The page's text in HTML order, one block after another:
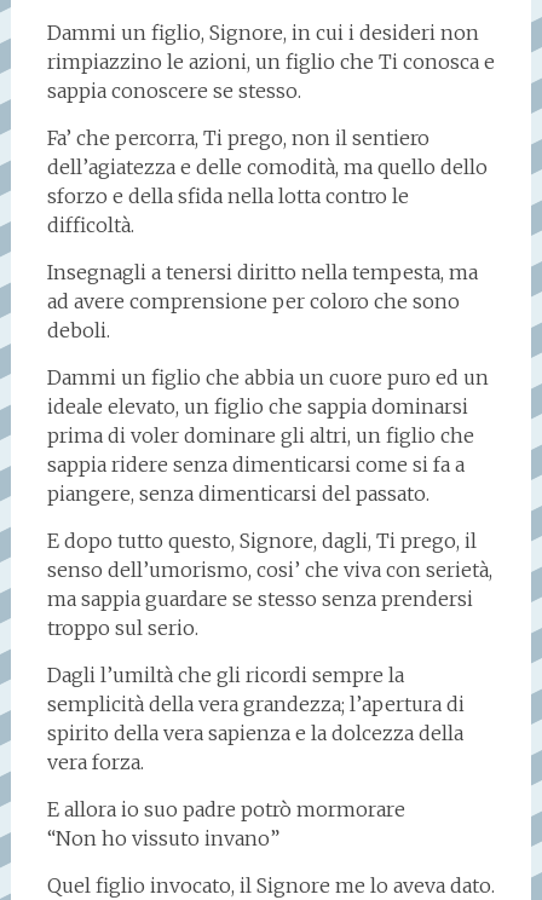
Dammi un figlio, Signore, in cui i desideri non
rimpiazzino le azioni, un figlio che Ti conosca e
sappia conoscere se stesso.
Fa’ che percorra, Ti prego, non il sentiero
dell’agiatezza e delle comodità, ma quello dello
sforzo e della sfida nella lotta contro le
difficoltà.
Insegnagli a tenersi diritto nella tempesta, ma
ad avere comprensione per coloro che sono
deboli.
Dammi un figlio che abbia un cuore puro ed un
ideale elevato, un figlio che sappia dominarsi
prima di voler dominare gli altri, un figlio che
sappia ridere senza dimenticarsi come si fa a
piangere, senza dimenticarsi del passato.
E dopo tutto questo, Signore, dagli, Ti prego, il
senso dell’umorismo, cosi’ che viva con serietà,
ma sappia guardare se stesso senza prendersi
troppo sul serio.
Dagli l’umiltà che gli ricordi sempre la
semplicità della vera grandezza; l’apertura di
spirito della vera sapienza e la dolcezza della
vera forza.
E allora io suo padre potrò mormorare
“Non ho vissuto invano”
Quel figlio invocato, il Signore me lo aveva dato.